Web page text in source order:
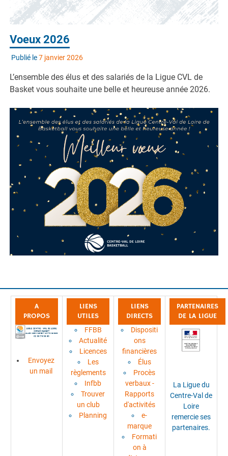
Voeux 2026
Publié le7 janvier 2026
L’ensemble des élus et des salariés de la Ligue CVL de
Basket vous souhaite une belle et heureuse année 2026.
A
PROPOS
Envoyez
un mail
LIENS
UTILES
FFBB
Actualité
Licences
Les
règlements
Infbb
Trouver
un club
Planning
LIENS
DIRECTS
Dispositi
ons
financières
Élus
Procès
verbaux -
Rapports
d'activités
e-
marque
Formati
on à
PARTENAIRES
DE LA LIGUE
La Ligue du
Centre-Val de
Loire
remercie ses
partenaires.